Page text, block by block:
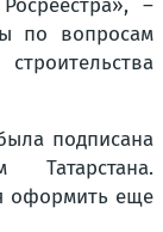
, –
по вопросам
подписана
Татарстана.
оформить еще